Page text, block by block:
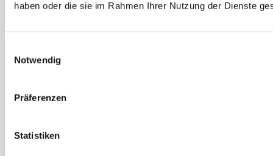
haben oder die sie im Rahmen Ihrer Nutzung der Dienste
Notwendig
Präferenzen
StatistikenEinpressen